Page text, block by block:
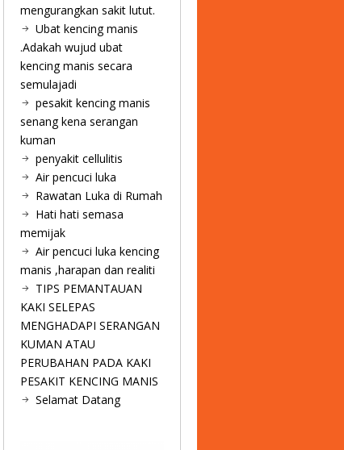
mengurangkan sakit lutut.
Ubat kencing manis
.Adakah wujud ubat
kencing manis secara
semulajadi
pesakit kencing manis
senang kena serangan
kuman
penyakit cellulitis
Air pencuci luka
Rawatan Luka di Rumah
Hati hati semasa
memijak
Air pencuci luka kencing
manis ,harapan dan realiti
TIPS PEMANTAUAN
KAKI SELEPAS
MENGHADAPI SERANGAN
KUMAN ATAU
PERUBAHAN PADA KAKI
PESAKIT KENCING MANIS
Selamat Datang